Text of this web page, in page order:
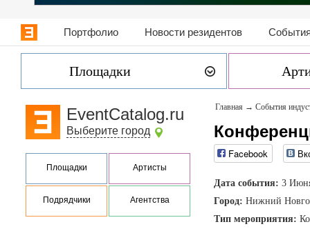
Портфолио Новости резидентов
Площадки
EventCatalog.ru
Выберите город
Площадки Артисты
Подрядчики Агентства
Главная → События
Facebook
Дата события: 3
Город: Нижний
Тип мероприятия: